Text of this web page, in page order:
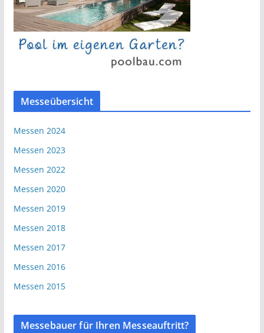
Messeübersicht
Messen 2024
Messen 2023
Messen 2022
Messen 2020
Messen 2019
Messen 2018
Messen 2017
Messen 2016
Messen 2015
Messebauer für Ihren Messeauftritt?